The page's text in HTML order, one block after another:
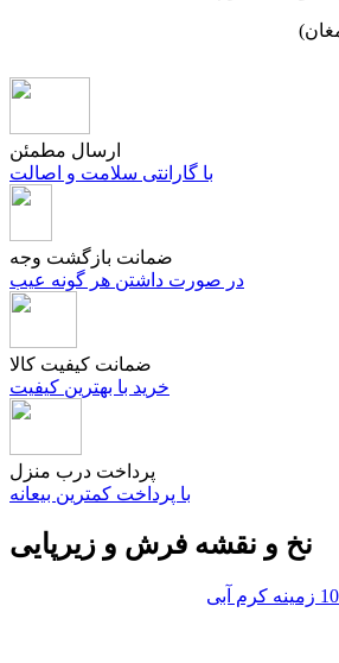
ارسال مطمئن
با گارانتی سلامت و اصالت
ضمانت بازگشت وجه
در صورت داشتن هر گونه عیب
ضمانت کیفیت کالا
خرید با بهترین کیفیت
پرداخت درب منزل
با پرداخت کمترین بیعانه
نخ و نقشه فرش و زیرپایی